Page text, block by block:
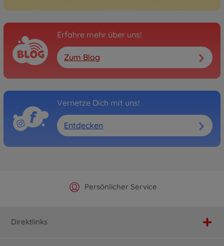
Erfahre mehr über uns!
Zum Blog
Vernetze Dich mit uns!
Entdecken
Offizieller Hersteller Shop
Persönlicher Service
Versandkostenfrei ab 25€
Schnelle Lieferung
Direktlinks